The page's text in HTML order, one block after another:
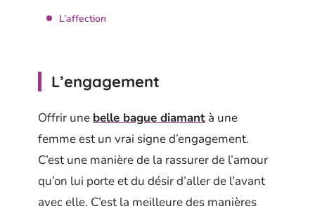
L’affection
L’engagement
Offrir une belle bague diamant à une
femme est un vrai signe d’engagement.
C’est une manière de la rassurer de l’amour
qu’on lui porte et du désir d’aller de l’avant
avec elle. C’est la meilleure des manières